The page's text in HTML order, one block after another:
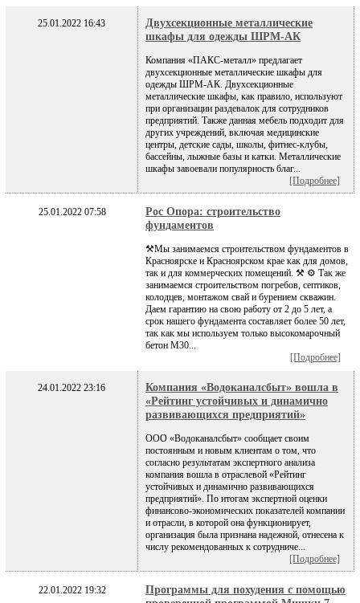
25.01.2022 16:43
Двухсекционные металлические
шкафы для одежды ШРМ-АК
Компания «ПАКС-металл» предлагает
двухсекционные металлические шкафы для
одежды ШРМ-АК. Двухсекционные
металлические шкафы, как правило, используют
при организации раздевалок для сотрудников
предприятий. Также данная мебель подходит для
других учреждений, включая медицинские
центры, детские сады, школы, фитнес-клубы,
бассейны, лыжные базы и катки. Металлические
шкафы завоевали популярность благ...
[Подробнее]
25.01.2022 07:58
Рос Опора: строительство
фундаментов
⚒Мы занимаемся строительством фундаментов в
Красноярске и Красноярском крае как для домов,
так и для коммерческих помещений. ⚒ ⚙️ Так же
занимаемся строительством погребов, септиков,
колодцев, монтажом свай и бурением скважин.
Даем гарантию на свою работу от 2 до 5 лет, а
срок нашего фундамента составляет более 50 лет,
так как мы используем только высокомарочный
бетон М30...
[Подробнее]
24.01.2022 23:16
Компания «Водоканалсбыт» вошла в
«Рейтинг устойчивых и динамично
развивающихся предприятий»
ООО «Водоканалсбыт» сообщает своим
постоянным и новым клиентам о том, что
согласно результатам экспертного анализа
компания вошла в отраслевой «Рейтинг
устойчивых и динамично развивающихся
предприятий». По итогам экспертной оценки
финансово-экономических показателей компании
и отрасли, в которой она функционирует,
организация была признана надежной, отнесена к
числу рекомендованных к сотрудниче...
[Подробнее]
22.01.2022 19:32
Программы для похудения с помощью